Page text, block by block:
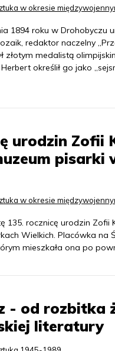
w okresie
1894 roku w Drohobyczu
redaktor naczelny
złotym medalistą
Herbert określił go jako
urodzin Zofii
pisarki
w okresie
135. rocznicę urodzin Zofii
Wielkich. Placówka na
mieszkała ona po
- od rozbitka
literatury